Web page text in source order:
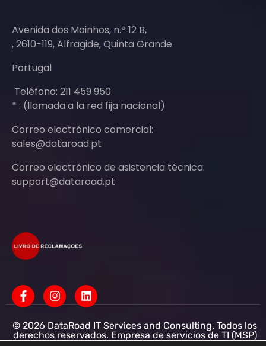
Avenida dos Moinhos, n.º 12 B,
, 2610-119, Alfragide, Quinta Grande
Portugal
Teléfono: 211 459 950
* : (llamada a la red fija nacional)
Correo electrónico comercial:
sales@dataroad.pt
Correo electrónico de asistencia técnica:
support@dataroad.pt
© 2026 DataRoad IT Services and Consulting. Todos los
derechos reservados. Empresa de servicios de TI (MSP)